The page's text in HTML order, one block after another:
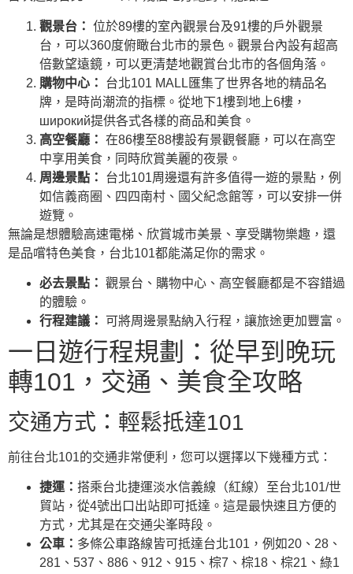
觀景台： 位於89樓的室內觀景台及91樓的戶外觀景
台，可以360度俯瞰台北市的景色。觀景台內設有超高
倍數望遠鏡，可以更清楚地觀賞台北市的各個角落。
購物中心：
台北101 MALL匯集了世界各地的精品名
牌，是時尚潮流的指標。從地下1樓到地上6樓，
широкий提供各式各樣的商品和美食。
高空餐廳： 在86樓至88樓設有景觀餐廳，可以在高空
中享用美食，同時欣賞美麗的夜景。
周邊景點：
台北101周邊還有許多值得一遊的景點，例
如信義商圈、四四南村、國父紀念館等，可以安排一併
遊覽。
無論是想體驗高速電梯、欣賞城市美景、享受購物樂趣，還
是品嚐特色美食，台北101都能滿足你的需求。
必去景點： 觀景台、購物中心、高空餐廳都是不容錯過
的體驗。
行程建議：
可將周邊景點納入行程，讓旅途更加豐富。
一日遊行程規劃：從早到晚玩
轉101，交通、美食全攻略
交通方式：輕鬆抵達101
前往台北101的交通非常便利，您可以選擇以下幾種方式：
捷運： 搭乘台北捷運淡水信義線（紅線）至台北101/世
貿站，從4號出口出站即可抵達。這是最快速且方便的
方式，尤其是在交通尖峯時段。
公車： 多條公車路線皆可抵達台北101，例如20、28、
281、537、886、912、915、棕7、棕18、棕21、綠1